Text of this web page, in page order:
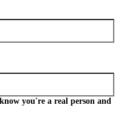
you're a real person and